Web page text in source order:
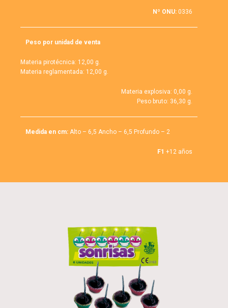
Nº ONU: 0336
Peso por unidad de venta
Materia pirotécnica: 12,00 g.
Materia reglamentada: 12,00 g.
Materia explosiva: 0,00 g.
Peso bruto: 36,30 g.
Medida en cm: Alto – 6,5 Ancho – 6,5 Profundo – 2
F1 +12 años